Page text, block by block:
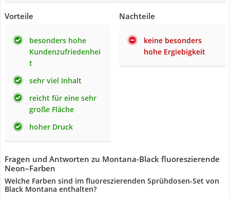
Vorteile
besonders hohe
Kundenzufriedenhei
t
sehr viel Inhalt
reicht für eine sehr
große Fläche
hoher Druck
Nachteile
keine besonders
hohe Ergiebigkeit
Fragen und Antworten zu Montana-Black fluoreszierende
Neon–Farben
Welche Farben sind im fluoreszierenden Sprühdosen-Set von
Black Montana enthalten?